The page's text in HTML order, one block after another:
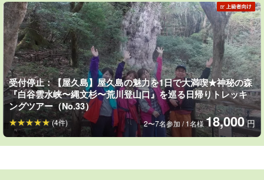
さらに、道中の歩き方や疲れにくいコツなども丁寧にアドバイス
してくれるので、初めての方でも安心して楽しめます。
受付停止：【屋久島】屋久島の魅力を1日で大満喫★神秘の森
『白谷雲水峡〜縄文杉〜荒川登山口』を巡る日帰りトレッキ
ングツアー（No.33）
2〜7名参加 / 1名様18,000 円
(4件)